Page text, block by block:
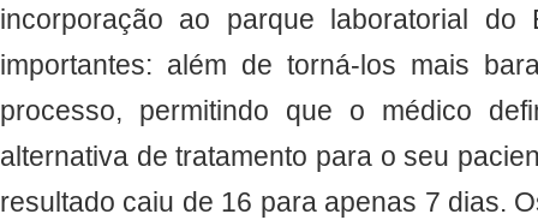
incorporação ao parque laboratorial do
importantes: além de torná-los mais
processo, permitindo que o médico
alternativa de tratamento para o seu
resultado caiu de 16 para apenas 7 dias.